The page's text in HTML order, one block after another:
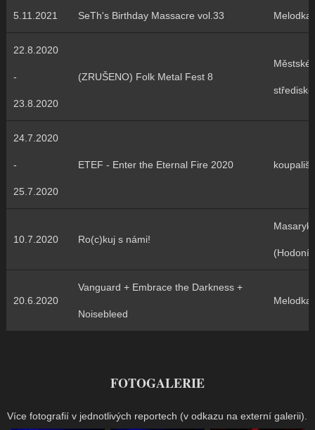
5.11.2021 SeTh's Birthday Massacre vol.33 Melodka
22.8.2020
-
23.8.2020
(ZRUŠENO) Folk Metal Fest 8
Městské
24.7.2020
-
25.7.2020
ETEF - Enter the Eternal Fire 2020
10.7.2020 Ro(c)kuj s námi!
20.6.2020
Vanguard + Embrace the Darkness +
Noisebleed
Melodka
FOTOGALERIE
Více fotografií v jednotlivých reportech (v odkazu na externí galerii).